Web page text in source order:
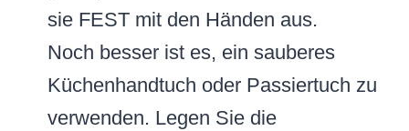
sie FEST mit den Händen aus.
Noch besser ist es, ein sauberes
Küchenhandtuch oder Passiertuch zu
verwenden. Legen Sie die